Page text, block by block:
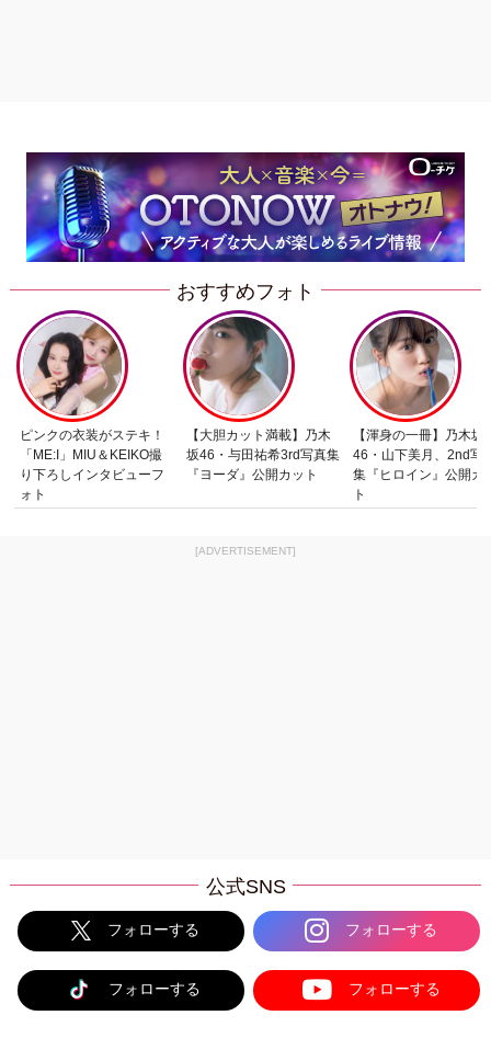
おすすめフォト
ピンクの衣装がステキ！
「ME:I」MIU＆KEIKO撮
り下ろしインタビューフ
ォト
【大胆カット満載】乃木
坂46・与田祐希3rd写真集
『ヨーダ』公開カット
【渾身の一冊】乃木坂
46・山下美月、2nd写
集『ヒロイン』公開カ
ト
[ADVERTISEMENT]
公式SNS
フォローする フォローする
フォローする フォローする